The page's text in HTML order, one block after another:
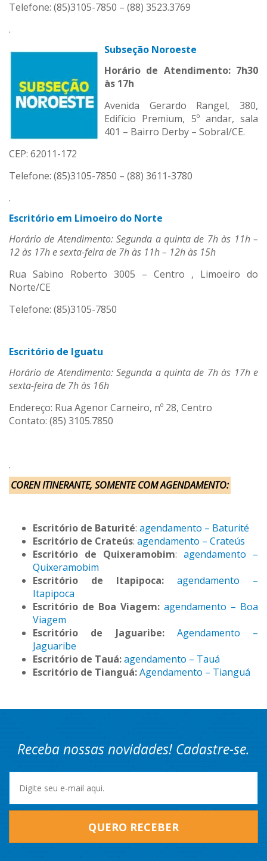
Telefone: (85)3105-7850 – (88) 3523.3769
.
Subseção Noroeste
Horário de Atendimento: 7h30
às 17h
Avenida Gerardo Rangel, 380,
Edifício Premium, 5º andar, sala
401 – Bairro Derby – Sobral/CE.
CEP: 62011-172
Telefone: (85)3105-7850 – (88) 3611-3780
.
Escritório em Limoeiro do Norte
Horário de Atendimento: Segunda a quinta de 7h às 11h –
12 às 17h e sexta-feira de 7h às 11h – 12h às 15h
Rua Sabino Roberto 3005 – Centro , Limoeiro do
Norte/CE
Telefone: (85)3105-7850
Escritório de Iguatu
Horário de Atendimento: Segunda a quinta de 7h às 17h e
sexta-feira de 7h às 16h
Endereço: Rua Agenor Carneiro, nº 28, Centro
Contato: (85) 3105.7850
.
COREN ITINERANTE, SOMENTE COM AGENDAMENTO:
Escritório de Baturité: agendamento – Baturité
Escritório de Crateús: agendamento – Crateús
Escritório de Quixeramobim: agendamento –
Quixeramobim
Escritório de Itapipoca:
agendamento –
Itapipoca
Escritório de Boa Viagem: agendamento – Boa
Viagem
Escritório de Jaguaribe:
Agendamento –
Jaguaribe
Escritório de Tauá:agendamento – Tauá
Escritório de Tianguá:Agendamento – Tianguá
Receba nossas novidades! Cadastre-se.
QUERO RECEBER